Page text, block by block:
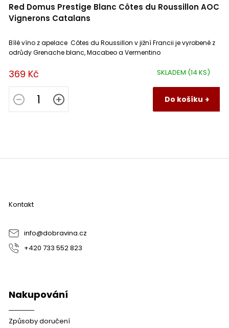
Red Domus Prestige Blanc Côtes du Roussillon AOC
Vignerons Catalans
SKLADEM (14 KS)
369 Kč
Do košíku
Bílé víno z apelace Côtes du Roussillon v jižní Francii je vyrobené z
odrůdy Grenache blanc, Macabeo a Vermentino
Z
Kontakt
info@dobravina.cz
+420 733 552 823
Nakupování
Způsoby doručení